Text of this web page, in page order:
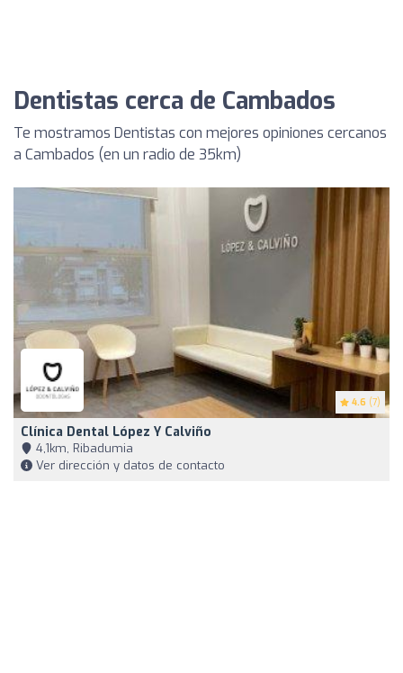
Dentistas cerca de Cambados
Te mostramos Dentistas con mejores opiniones cercanos
a Cambados (en un radio de 35km)
4.6 (7)
Clínica Dental López Y Calviño
4,1km, Ribadumia
Ver dirección y datos de contacto